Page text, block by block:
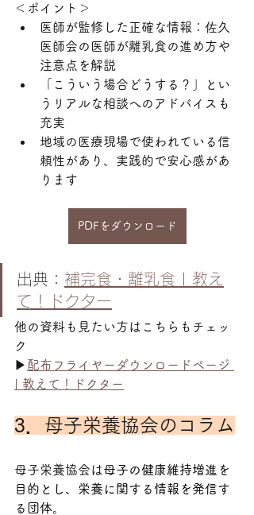
＜ポイント＞
医師が監修した正確な情報：佐久
医師会の医師が離乳食の進め方や
注意点を解説
「こういう場合どうする？」とい
うリアルな相談へのアドバイスも
充実
地域の医療現場で使われている信
頼性があり、実践的で安心感があ
ります
PDFをダウンロード
出典： 補完食・離乳食 | 教え
て！ドクター
他の資料も見たい方はこちらもチェッ
ク
▶ 配布フライヤーダウンロードページ
| 教えて！ドクター
3． 母子栄養協会のコラム
母子栄養協会は母子の健康維持増進を
目的とし、栄養に関する情報を発信す
る団体。